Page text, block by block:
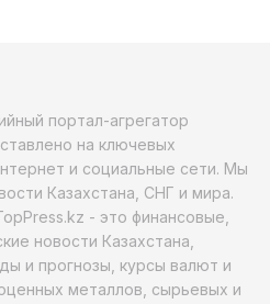
портал-агрегатор
на ключевых
и социальные сети. Мы
Казахстана, СНГ и мира.
- это финансовые,
новости Казахстана,
и прогнозы, курсы валют и
металлов, сырьевых и